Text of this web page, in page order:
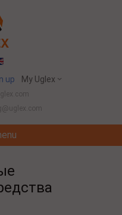
My Uglex
up